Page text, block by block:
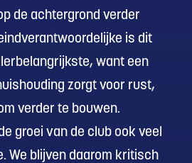
de achtergrond verder
is dit
want een
zorgt voor rust,
verder te bouwen.
groei van de club ook veel
We blijven daarom kritisch